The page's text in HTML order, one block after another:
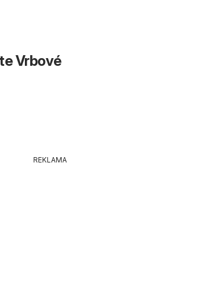
Vrbové
REKLAMA